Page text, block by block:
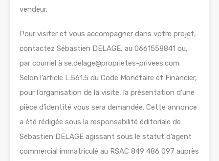
vendeur.
Pour visiter et vous accompagner dans votre projet,
contactez Sébastien DELAGE, au 0661558841 ou,
par courriel à se.delage@proprietes-privees.com.
Selon l’article L.561.5 du Code Monétaire et Financier,
pour l’organisation de la visite, la présentation d’une
pièce d’identité vous sera demandée. Cette annonce
a été rédigée sous la responsabilité éditoriale de
Sébastien DELAGE agissant sous le statut d’agent
commercial immatriculé au RSAC 849 486 097 auprès